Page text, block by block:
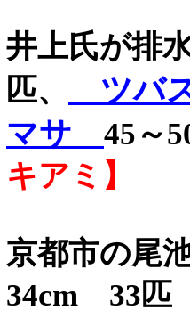
井上氏が排
匹、
ツ
マサ 45
キアミ】
京都市の尾
34cm 33